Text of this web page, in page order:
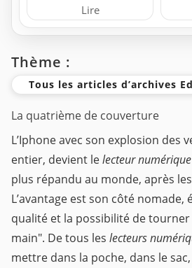
Lire
Thème :
Tous les articles d’archives
La quatrième de couverture
L’Iphone avec son explosion des
entier, devient lelecteur numérique
plus répandu au monde, après les
L’avantage est son côté
qualité et la possibilité de tourner
main". De tous les lecteurs
mettre dans la poche, dans le